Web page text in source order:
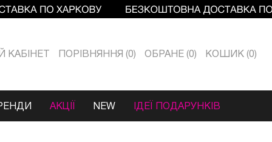
КАБIНЕТ ПОРІВНЯННЯ 0 ОБРАНЕ 0 КОШИК 0
АКЦІЇ NEW ІДЕЇ ПОДАРУНКІВ